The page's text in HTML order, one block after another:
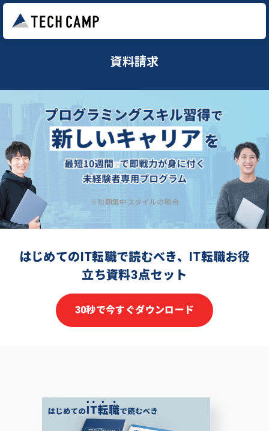
資料請求
※短期集中スタイルの場合
はじめてのIT転職で読むべき、IT転職お役
立ち資料3点セット
30秒で今すぐダウンロード